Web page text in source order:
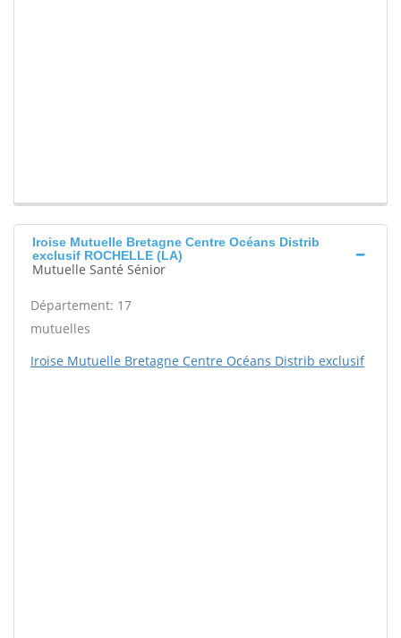
Iroise Mutuelle Bretagne Centre Océans Distrib
exclusif ROCHELLE (LA)
Mutuelle Santé Sénior
Département: 17
mutuelles
Iroise Mutuelle Bretagne Centre Océans Distrib exclusif